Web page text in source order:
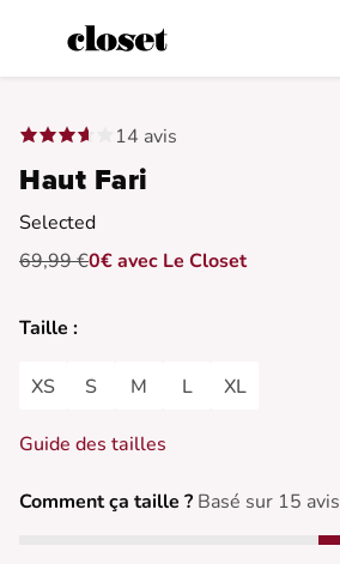
14 avis
Haut Fari
Selected
69,99 €0€ avec Le Closet
Taille :
XS S M L XL
Guide des tailles
Comment ça taille ? Basé sur 15 avis